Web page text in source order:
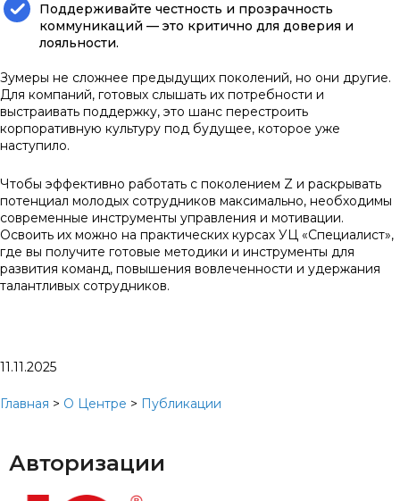
Поддерживайте честность и прозрачность
коммуникаций — это критично для доверия и
лояльности.
Зумеры не сложнее предыдущих поколений, но они другие.
Для компаний, готовых слышать их потребности и
выстраивать поддержку, это шанс перестроить
корпоративную культуру под будущее, которое уже
наступило.
Чтобы эффективно работать с поколением Z и раскрывать
потенциал молодых сотрудников максимально, необходимы
современные инструменты управления и мотивации.
Освоить их можно на практических курсах УЦ «Специалист»,
где вы получите готовые методики и инструменты для
развития команд, повышения вовлеченности и удержания
талантливых сотрудников.
11.11.2025
Главная > О Центре > Публикации
Авторизации